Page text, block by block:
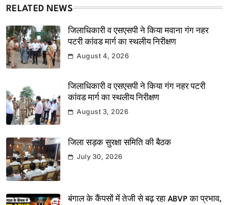
RELATED NEWS
जिलाधिकारी व एसएसपी ने किया मवाना गंग नहर
पटरी कांवड मार्ग का स्थलीय निरीक्षण
August 4, 2026
जिलाधिकारी व एसएसपी ने किया गंग नहर पटरी
कांवड मार्ग का स्थलीय निरीक्षण
August 3, 2026
जिला सड़क सुरक्षा समिति की बैठक
July 30, 2026
बंगाल के कैंपसों में तेजी से बढ़ रहा ABVP का प्रभाव,